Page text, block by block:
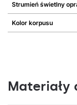
Strumień świetlny
Kolor korpusu
Materiały